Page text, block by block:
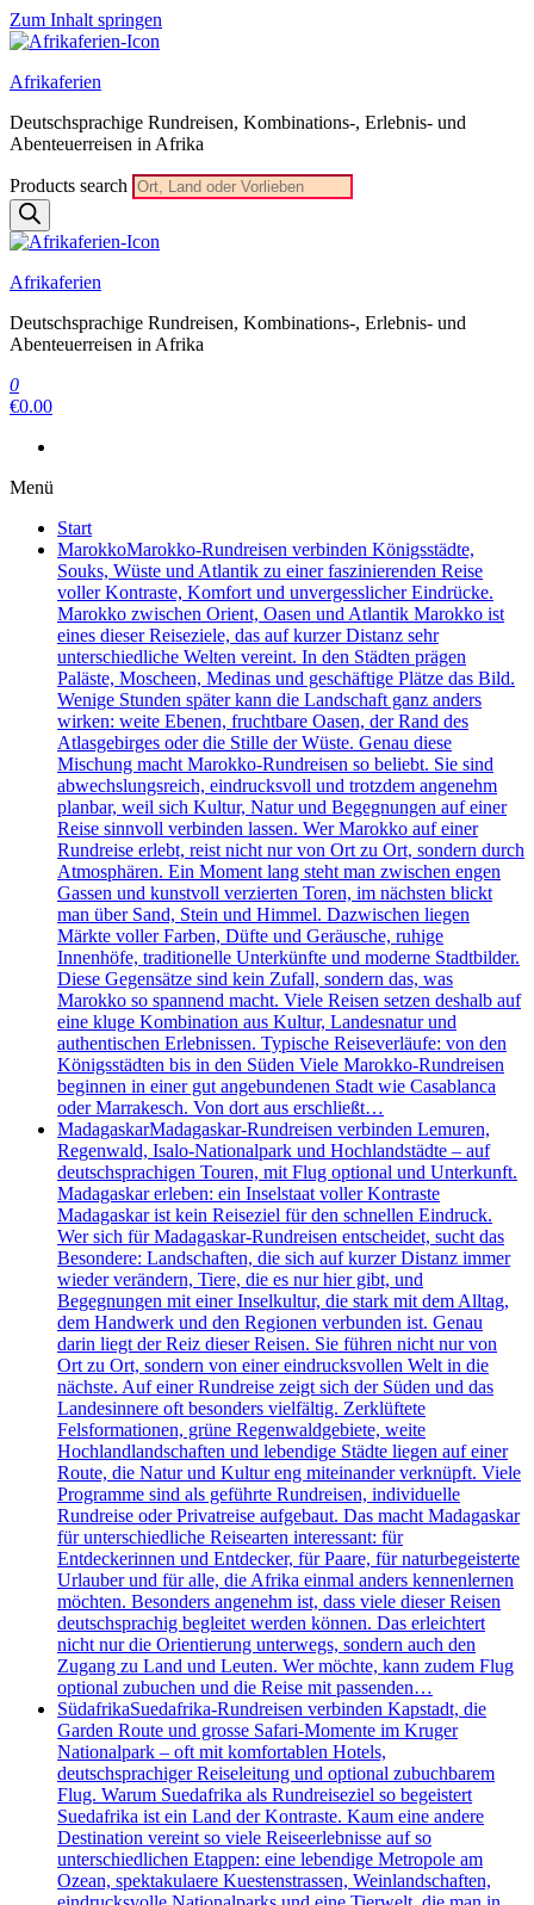
Zum Inhalt springen
Afrikaferien
Deutschsprachige Rundreisen, Kombinations-, Erlebnis- und
Abenteuerreisen in Afrika
Products search
Afrikaferien
Deutschsprachige Rundreisen, Kombinations-, Erlebnis- und
Abenteuerreisen in Afrika
0
€0.00
Menü
Start
MarokkoMarokko-Rundreisen verbinden Königsstädte,
Souks, Wüste und Atlantik zu einer faszinierenden Reise
voller Kontraste, Komfort und unvergesslicher Eindrücke.
Marokko zwischen Orient, Oasen und Atlantik Marokko ist
eines dieser Reiseziele, das auf kurzer Distanz sehr
unterschiedliche Welten vereint. In den Städten prägen
Paläste, Moscheen, Medinas und geschäftige Plätze das Bild.
Wenige Stunden später kann die Landschaft ganz anders
wirken: weite Ebenen, fruchtbare Oasen, der Rand des
Atlasgebirges oder die Stille der Wüste. Genau diese
Mischung macht Marokko-Rundreisen so beliebt. Sie sind
abwechslungsreich, eindrucksvoll und trotzdem angenehm
planbar, weil sich Kultur, Natur und Begegnungen auf einer
Reise sinnvoll verbinden lassen. Wer Marokko auf einer
Rundreise erlebt, reist nicht nur von Ort zu Ort, sondern durch
Atmosphären. Ein Moment lang steht man zwischen engen
Gassen und kunstvoll verzierten Toren, im nächsten blickt
man über Sand, Stein und Himmel. Dazwischen liegen
Märkte voller Farben, Düfte und Geräusche, ruhige
Innenhöfe, traditionelle Unterkünfte und moderne Stadtbilder.
Diese Gegensätze sind kein Zufall, sondern das, was
Marokko so spannend macht. Viele Reisen setzen deshalb auf
eine kluge Kombination aus Kultur, Landesnatur und
authentischen Erlebnissen. Typische Reiseverläufe: von den
Königsstädten bis in den Süden Viele Marokko-Rundreisen
beginnen in einer gut angebundenen Stadt wie Casablanca
oder Marrakesch. Von dort aus erschließt…
MadagaskarMadagaskar-Rundreisen verbinden Lemuren,
Regenwald, Isalo-Nationalpark und Hochlandstädte – auf
deutschsprachigen Touren, mit Flug optional und Unterkunft.
Madagaskar erleben: ein Inselstaat voller Kontraste
Madagaskar ist kein Reiseziel für den schnellen Eindruck.
Wer sich für Madagaskar-Rundreisen entscheidet, sucht das
Besondere: Landschaften, die sich auf kurzer Distanz immer
wieder verändern, Tiere, die es nur hier gibt, und
Begegnungen mit einer Inselkultur, die stark mit dem Alltag,
dem Handwerk und den Regionen verbunden ist. Genau
darin liegt der Reiz dieser Reisen. Sie führen nicht nur von
Ort zu Ort, sondern von einer eindrucksvollen Welt in die
nächste. Auf einer Rundreise zeigt sich der Süden und das
Landesinnere oft besonders vielfältig. Zerklüftete
Felsformationen, grüne Regenwaldgebiete, weite
Hochlandlandschaften und lebendige Städte liegen auf einer
Route, die Natur und Kultur eng miteinander verknüpft. Viele
Programme sind als geführte Rundreisen, individuelle
Rundreise oder Privatreise aufgebaut. Das macht Madagaskar
für unterschiedliche Reisearten interessant: für
Entdeckerinnen und Entdecker, für Paare, für naturbegeisterte
Urlauber und für alle, die Afrika einmal anders kennenlernen
möchten. Besonders angenehm ist, dass viele dieser Reisen
deutschsprachig begleitet werden können. Das erleichtert
nicht nur die Orientierung unterwegs, sondern auch den
Zugang zu Land und Leuten. Wer möchte, kann zudem Flug
optional zubuchen und die Reise mit passenden…
SüdafrikaSuedafrika-Rundreisen verbinden Kapstadt, die
Garden Route und grosse Safari-Momente im Kruger
Nationalpark – oft mit komfortablen Hotels,
deutschsprachiger Reiseleitung und optional zubuchbarem
Flug. Warum Suedafrika als Rundreiseziel so begeistert
Suedafrika ist ein Land der Kontraste. Kaum eine andere
Destination vereint so viele Reiseerlebnisse auf so
unterschiedlichen Etappen: eine lebendige Metropole am
Ozean, spektakulaere Kuestenstrassen, Weinlandschaften,